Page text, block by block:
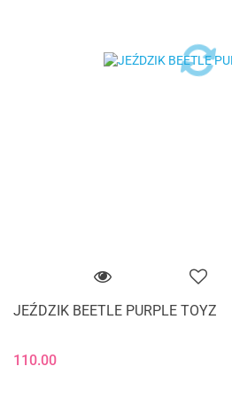
JEŹDZIK BEETLE PURPLE TOYZ
110.00